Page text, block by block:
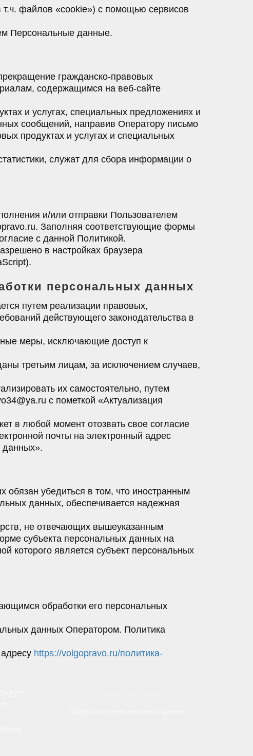
т.ч. файлов «cookie») с помощью сервисов
Персональные данные.
гражданско-правовых
содержащимся на веб-сайте
и услугах, специальных предложениях и
сообщений, направив Оператору письмо
продуктах и услугах и специальных
служат для сбора информации о
и/или отправки Пользователем
Заполняя соответствующие формы
с данной Политикой.
в настройках браузера
персональных данных
путем реализации правовых,
действующего законодательства в
меры, исключающие доступ к
третьим лицам, за исключением случаев,
их самостоятельно, путем
с пометкой «Актуализация
в любой момент отозвать свое согласие
почты на электронный адрес
данных».
обязан убедиться в том, что иностранным
данных, обеспечивается надежная
не отвечающих вышеуказанным
субъекта персональных данных на
которого является субъект персональных
обработки его персональных
данных Оператором. Политика
https://volgopravo.ru/политика-